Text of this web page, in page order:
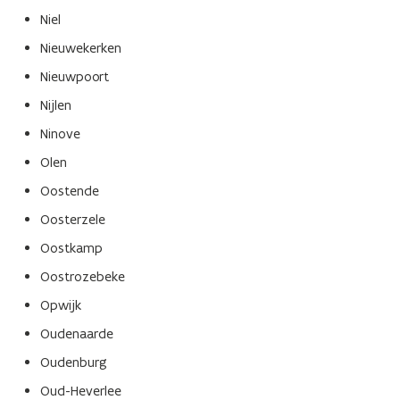
Niel
Nieuwekerken
Nieuwpoort
Nijlen
Ninove
Olen
Oostende
Oosterzele
Oostkamp
Oostrozebeke
Opwijk
Oudenaarde
Oudenburg
Oud-Heverlee